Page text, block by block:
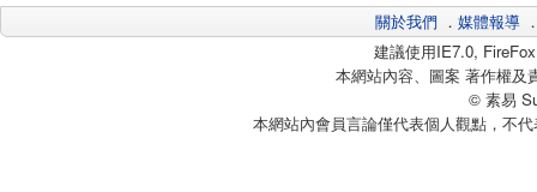
關於我們 ． 媒體報導
建議使用IE7.0,
本網站內容、圖案 著作權及
© 素易
本網站內會員言論僅代表個人觀點，不